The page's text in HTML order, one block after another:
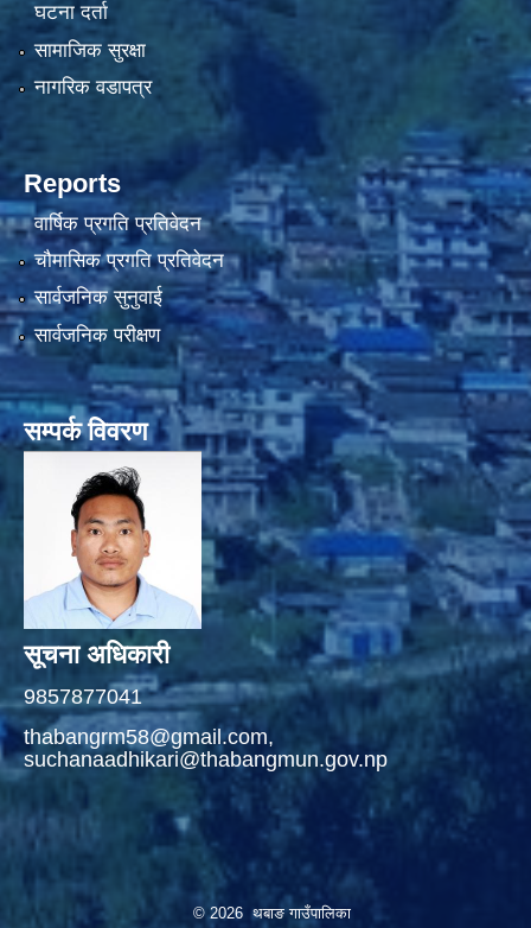
घटना दर्ता
सामाजिक सुरक्षा
नागरिक वडापत्र
Reports
वार्षिक प्रगति प्रतिवेदन
चौमासिक प्रगति प्रतिवेदन
सार्वजनिक सुनुवाई
सार्वजनिक परीक्षण
सम्पर्क विवरण
सूचना अधिकारी
9857877041
thabangrm58@gmail.com,
suchanaadhikari@thabangmun.gov.np
© 2026 थबाङ गाउँपालिका